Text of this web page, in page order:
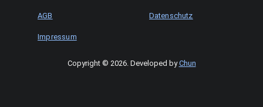
AGB Datenschutz
Impressum
Copyright © 2026. Developed byChun